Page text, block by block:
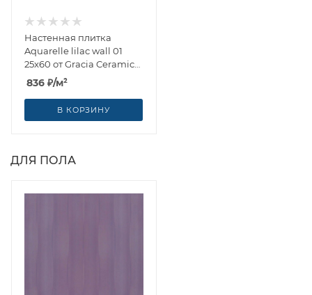
Настенная плитка
Aquarelle lilac wall 01
25x60 от Gracia Ceramica
(Россия)
836 ₽/м²
В КОРЗИНУ
ДЛЯ ПОЛА